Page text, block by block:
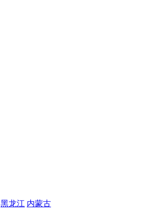
黑龙江 内蒙古